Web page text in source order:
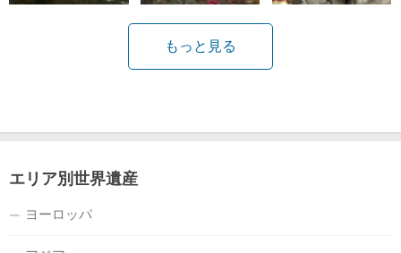
もっと見る
エリア別世界遺産
ヨーロッパ